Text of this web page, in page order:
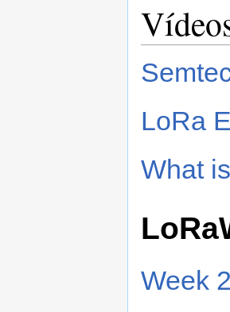
LoRa
What
Week